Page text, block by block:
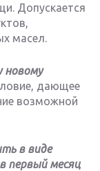
Допускается
масел.
новому
дающее
возможной
в виде
первый месяц